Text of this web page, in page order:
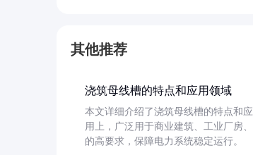
其他推荐
浇筑母线槽的特点和应用领域
本文详细介绍了浇筑母线槽的特点和
用上，广泛用于商业建筑、工业厂房
的高要求，保障电力系统稳定运行。